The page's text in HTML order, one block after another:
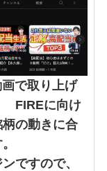
で取り上げ
FIREに向け
の動きに合
ですので、